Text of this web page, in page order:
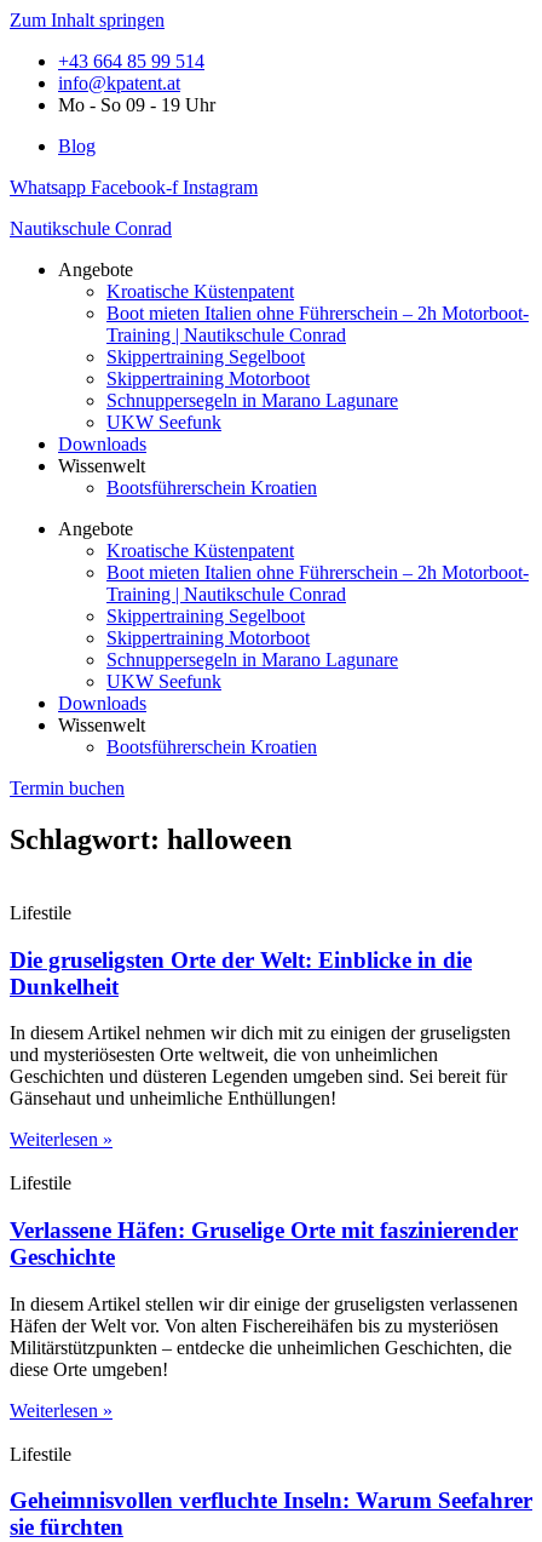
Zum Inhalt springen
+43 664 85 99 514
info@kpatent.at
Mo - So 09 - 19 Uhr
Blog
Whatsapp Facebook-f Instagram
Nautikschule Conrad
Angebote
Kroatische Küstenpatent
Boot mieten Italien ohne Führerschein – 2h Motorboot-
Training | Nautikschule Conrad
Skippertraining Segelboot
Skippertraining Motorboot
Schnuppersegeln in Marano Lagunare
UKW Seefunk
Downloads
Wissenwelt
Bootsführerschein Kroatien
Angebote
Kroatische Küstenpatent
Boot mieten Italien ohne Führerschein – 2h Motorboot-
Training | Nautikschule Conrad
Skippertraining Segelboot
Skippertraining Motorboot
Schnuppersegeln in Marano Lagunare
UKW Seefunk
Downloads
Wissenwelt
Bootsführerschein Kroatien
Termin buchen
Schlagwort: halloween
Lifestile
Die gruseligsten Orte der Welt: Einblicke in die
Dunkelheit
In diesem Artikel nehmen wir dich mit zu einigen der gruseligsten
und mysteriösesten Orte weltweit, die von unheimlichen
Geschichten und düsteren Legenden umgeben sind. Sei bereit für
Gänsehaut und unheimliche Enthüllungen!
Weiterlesen »
Lifestile
Verlassene Häfen: Gruselige Orte mit faszinierender
Geschichte
In diesem Artikel stellen wir dir einige der gruseligsten verlassenen
Häfen der Welt vor. Von alten Fischereihäfen bis zu mysteriösen
Militärstützpunkten – entdecke die unheimlichen Geschichten, die
diese Orte umgeben!
Weiterlesen »
Lifestile
Geheimnisvollen verfluchte Inseln: Warum Seefahrer
sie fürchten